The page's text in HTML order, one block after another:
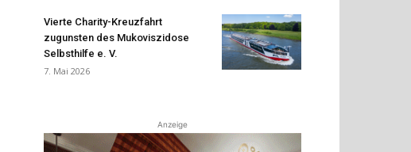
Vierte Charity-Kreuzfahrt
zugunsten des Mukoviszidose
Selbsthilfe e. V.
7. Mai 2026
Anzeige